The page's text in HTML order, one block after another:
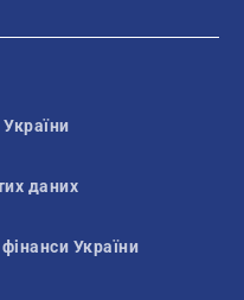
даних
України